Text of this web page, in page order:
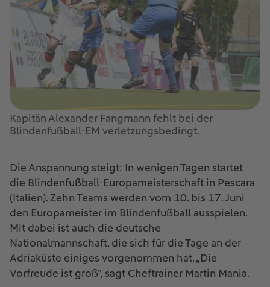
Kapitän Alexander Fangmann fehlt bei der
Blindenfußball-EM verletzungsbedingt.
Die Anspannung steigt: In wenigen Tagen startet
die Blindenfußball-Europameisterschaft in Pescara
(Italien). Zehn Teams werden vom 10. bis 17. Juni
den Europameister im Blindenfußball ausspielen.
Mit dabei ist auch die deutsche
Nationalmannschaft, die sich für die Tage an der
Adriaküste einiges vorgenommen hat. „Die
Vorfreude ist groß”, sagt Cheftrainer Martin Mania.